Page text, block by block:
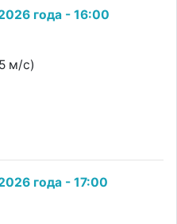
года - 16:00
м/с)
года - 17:00